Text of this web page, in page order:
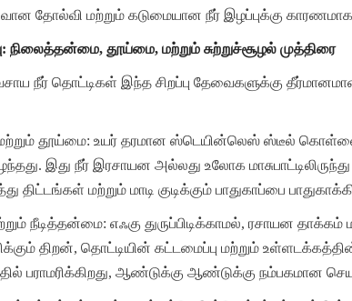
தோல்வி மற்றும் கடுமையான நீர் இழப்புக்கு காரணமாக
தூய்மை, மற்றும் சுற்றுச்சூழல் முத்திரை
நீர் தொட்டிகள் இந்த சிறப்பு தேவைகளுக்கு
மற்றும் தூய்மை: உயர் தரமான ஸ்டெயின்லெஸ் ஸ்டீல்
இது நீர் இரசாயன அல்லது உலோக மாசுபாட்டிலிருந்து
திட்டங்கள் மற்றும் மாடி குடிக்கும் பாதுகாப்பை
நீடித்தன்மை: எஃகு துருப்பிடிக்காமல், ரசாயன தாக்கம்
திறன், தொட்டியின் கட்டமைப்பு மற்றும்
பராமரிக்கிறது, ஆண்டுக்கு ஆண்டுக்கு நம்பகமான